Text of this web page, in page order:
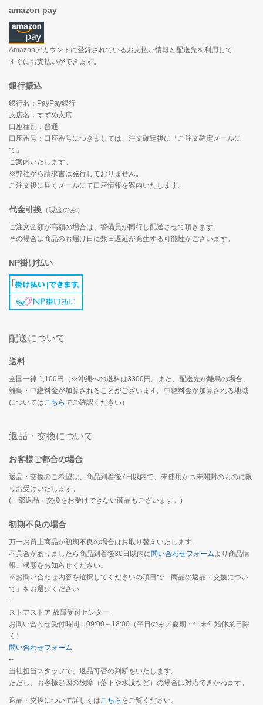
amazon pay
Amazonアカウントに登録されているお支払い情報と配送先を利用して
すぐにお支払いができます。
銀行振込
銀行名：PayPay銀行
支店名：すずめ支店
口座種別：普通
口座番号：口座番号につきましては、注文確定後に「ご注文確定メールに
て」
ご案内いたします。
※弊社から請求書は発行しておりません。
ご注文後に届くメールにて口座情報を案内いたします。
代金引換 （現金のみ）
ご注文金額が高額の場合は、警備員が同行し配送させて頂きます。
その場合は商品のお届け日に数日遅延が発生する可能性がございます。
NP掛け払い
配送について
送料
全国一律 1,100円（※沖縄への送料は3300円。また、配送先が離島の場合、
離島・中継料金が加算されることがございます。中継料金が加算される地域
についてはこちらでご確認ください）
返品・交換について
お客様ご都合の場合
返品・交換のご希望は、商品到着後7日以内で、未使用かつ未開封のものに限
りお受けいたします。
(一部返品・交換をお受けできない商品もございます。)
初期不良の場合
万一お買上商品が初期不良の場合はお取り替えいたします。
不具合がありましたら商品到着後30日以内に問い合わせフォームより商品情
報、状態をお知らせください。
※お問い合わせ内容を選択してくださいの項目で「商品の返品・交換につい
て」をお選びください
--
ストアストア 故障受付センター
お問い合わせ受付時間：09:00～18:00（平日のみ／夏期・年末年始休業日除
く）
問い合わせフォーム
--
当社担当スタッフで、返品可否の判断をいたします。
ただし、お客様起因の故障（落下や水没など）の場合は対応できかねます。
返品・交換について詳しくはこちら をご覧ください。